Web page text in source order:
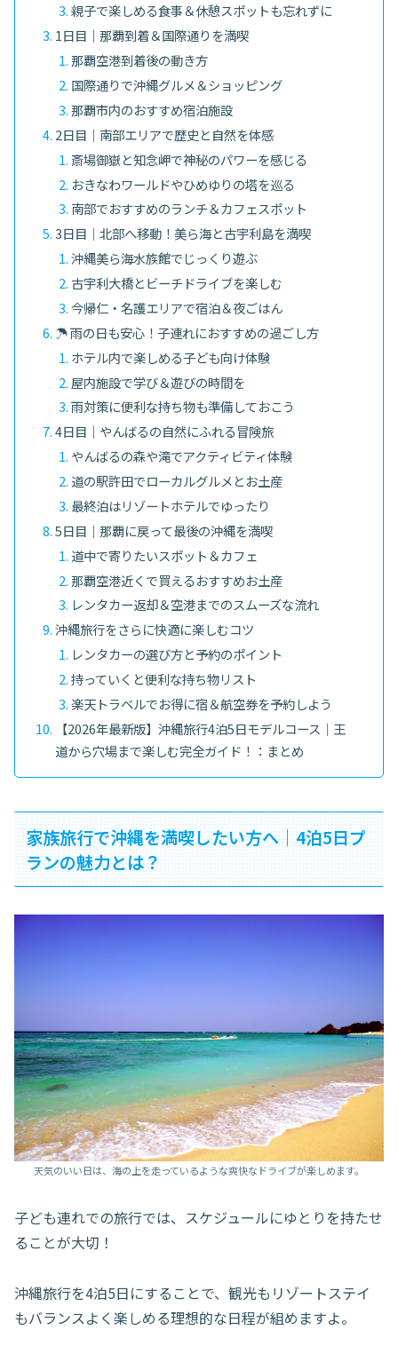
親子で楽しめる食事＆休憩スポットも忘れずに
1日目｜那覇到着＆国際通りを満喫
那覇空港到着後の動き方
国際通りで沖縄グルメ＆ショッピング
那覇市内のおすすめ宿泊施設
2日目｜南部エリアで歴史と自然を体感
斎場御嶽と知念岬で神秘のパワーを感じる
おきなわワールドやひめゆりの塔を巡る
南部でおすすめのランチ＆カフェスポット
3日目｜北部へ移動！美ら海と古宇利島を満喫
沖縄美ら海水族館でじっくり遊ぶ
古宇利大橋とビーチドライブを楽しむ
今帰仁・名護エリアで宿泊＆夜ごはん
☂ 雨の日も安心！子連れにおすすめの過ごし方
ホテル内で楽しめる子ども向け体験
屋内施設で学び＆遊びの時間を
雨対策に便利な持ち物も準備しておこう
4日目｜やんばるの自然にふれる冒険旅
やんばるの森や滝でアクティビティ体験
道の駅許田でローカルグルメとお土産
最終泊はリゾートホテルでゆったり
5日目｜那覇に戻って最後の沖縄を満喫
道中で寄りたいスポット＆カフェ
那覇空港近くで買えるおすすめお土産
レンタカー返却＆空港までのスムーズな流れ
沖縄旅行をさらに快適に楽しむコツ
レンタカーの選び方と予約のポイント
持っていくと便利な持ち物リスト
楽天トラベルでお得に宿＆航空券を予約しよう
【2026年最新版】沖縄旅行4泊5日モデルコース｜王
道から穴場まで楽しむ完全ガイド！：まとめ
家族旅行で沖縄を満喫したい方へ｜4泊5日プ
ランの魅力とは？
天気のいい日は、海の上を走っているような爽快なドライブが楽しめます。
子ども連れでの旅行では、スケジュールにゆとりを持たせ
ることが大切！
沖縄旅行を4泊5日にすることで、観光もリゾートステイ
もバランスよく楽しめる理想的な日程が組めますよ。